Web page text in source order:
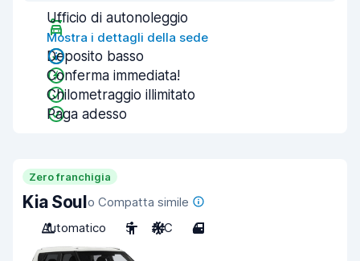
Ufficio di autonoleggio
Mostra i dettagli della sede
Deposito basso
Conferma immediata!
Chilometraggio illimitato
Paga adesso
Zero franchigia
Kia Soulo Compatta simile
Automatico
5 A/C 4